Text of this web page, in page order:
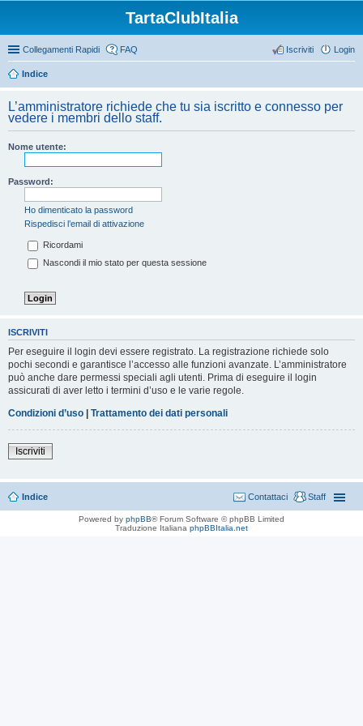
TartaClubItalia
Collegamenti Rapidi FAQ Login
Iscriviti
Indice
L’amministratore richiede che tu sia iscritto e connesso per
vedere i membri dello staff.
Nome utente:
Password:
Ho dimenticato la password
Rispedisci l’email di attivazione
Ricordami
Nascondi il mio stato per questa sessione
ISCRIVITI
Per eseguire il login devi essere registrato. La registrazione richiede solo
pochi secondi e garantisce l’accesso alle funzioni avanzate. L’amministratore
può anche dare permessi speciali agli utenti. Prima di eseguire il login
assicurati di aver letto i termini d’uso e le varie regole.
Condizioni d’uso | Trattamento dei dati personali
Iscriviti
Indice Staff
Contattaci
Powered by phpBB® Forum Software © phpBB Limited
Traduzione Italiana phpBBItalia.net